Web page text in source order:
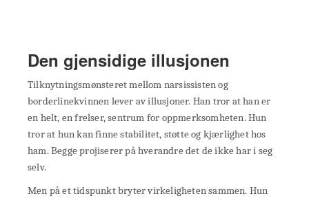
Den gjensidige illusjonen
Tilknytningsmønsteret mellom narsissisten og
borderlinekvinnen lever av illusjoner. Han tror at han er
en helt, en frelser, sentrum for oppmerksomheten. Hun
tror at hun kan finne stabilitet, støtte og kjærlighet hos
ham. Begge projiserer på hverandre det de ikke har i seg
selv.
Men på et tidspunkt bryter virkeligheten sammen. Hun